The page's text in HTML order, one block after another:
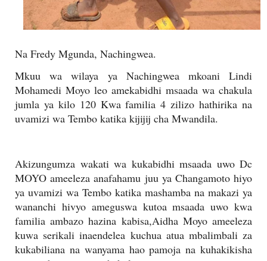
Na Fredy Mgunda, Nachingwea.
Mkuu wa wilaya ya Nachingwea mkoani Lindi
Mohamedi Moyo leo amekabidhi msaada wa chakula
jumla ya kilo 120 Kwa familia 4 zilizo hathirika na
uvamizi wa Tembo katika kijijij cha Mwandila.
Akizungumza wakati wa kukabidhi msaada uwo Dc
MOYO ameeleza anafahamu juu ya Changamoto hiyo
ya uvamizi wa Tembo katika mashamba na makazi ya
wananchi hivyo ameguswa kutoa msaada uwo kwa
familia ambazo hazina kabisa,Aidha Moyo ameeleza
kuwa serikali inaendelea kuchua atua mbalimbali za
kukabiliana na wanyama hao pamoja na kuhakikisha